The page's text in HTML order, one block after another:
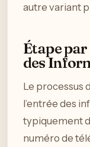
autre variant
Étape par
des
Le processus
l’entrée des
typiquement
numéro de